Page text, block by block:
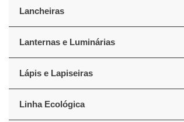
Lancheiras
Lanternas e Luminárias
Lápis e Lapiseiras
Linha Ecológica